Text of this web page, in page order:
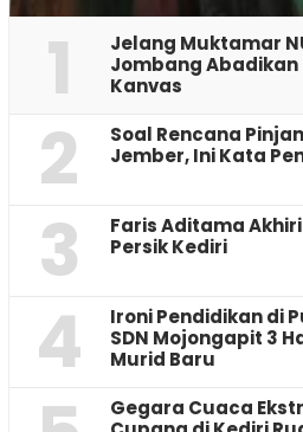
1
Jelang Muktamar
Jombang
Kanvas
2
‎Soal Rencana
Jember, Ini Kata
3
Faris Aditama
Persik Kediri
4
Ironi Pendidikan di
SDN Mojongapit 3
Murid Baru
‎Gegara Cuaca